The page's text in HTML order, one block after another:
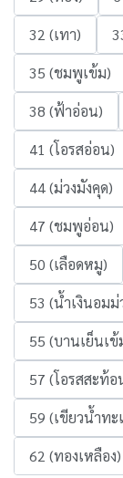
32 (เทา)
35 (ชมพูเข้ม)
38 (ฟ้าอ่อน)
41 (โอรสอ่อน)
44 (ม่วงมังคุด)
47 (ชมพูอ่อน)
50 (เลือดหมู)
53 (น้ำเงินอมม่
55 (บานเย็นเข้
57 (โอรสสะท้อ
59 (เขียวน้ำทะ
62 (ทองเหลือง)